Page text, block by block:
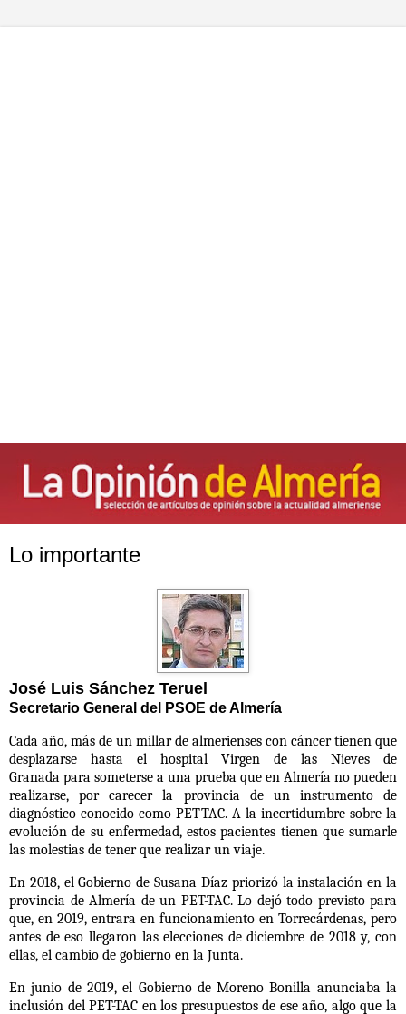
Lo importante
José Luis Sánchez Teruel
Secretario General del PSOE de Almería
Cada año, más de un millar de almerienses con cáncer tienen que
desplazarse hasta el hospital Virgen de las Nieves de
Granada para someterse a una prueba que en Almería no pueden
realizarse, por carecer la provincia de un instrumento de
diagnóstico conocido como PET-TAC. A la incertidumbre sobre la
evolución de su enfermedad, estos pacientes tienen que sumarle
las molestias de tener que realizar un viaje.
En 2018, el Gobierno deSusana Díaz priorizó la instalación en la
provincia de Almería de un PET-TAC. Lo dejó todo previsto para
que, en 2019, entrara en funcionamiento en Torrecárdenas, pero
antes de eso llegaron las elecciones de diciembre de 2018 y, con
ellas, el cambio de gobierno en la Junta.
En junio de 2019, el Gobierno de Moreno Bonilla anunciaba la
inclusión del PET-TAC en los presupuestos de ese año, algo que la